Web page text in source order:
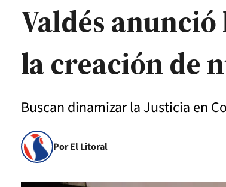
Valdés
la creación de
Buscan dinamizar la Justicia en
Por El Litoral